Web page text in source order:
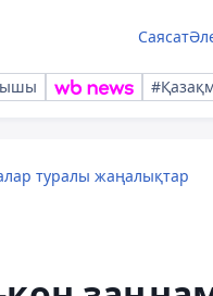
Саясат
туралы жаңалықтар